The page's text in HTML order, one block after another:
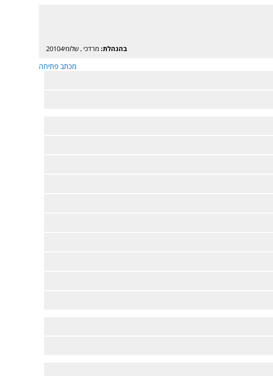
בהנהלת: מרדכי ,שלומי20104
מכתב פתיחה